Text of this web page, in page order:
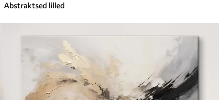
Abstraktsed lilled